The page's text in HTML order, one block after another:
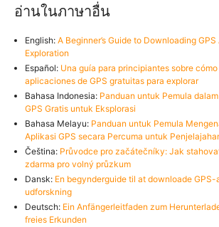
อ่านในภาษาอื่น
English: A Beginner’s Guide to Downloading
Exploration
Español: Una guía para principiantes sobre
aplicaciones de GPS gratuitas para explorar
Bahasa Indonesia: Panduan untuk Pemula
GPS Gratis untuk Eksplorasi
Bahasa Melayu: Panduan untuk Pemula
Aplikasi GPS secara Percuma untuk
Čeština: Průvodce pro začátečníky: Jak
zdarma pro volný průzkum
Dansk: En begynderguide til at downloade
udforskning
Deutsch: Ein Anfängerleitfaden zum
freies Erkunden